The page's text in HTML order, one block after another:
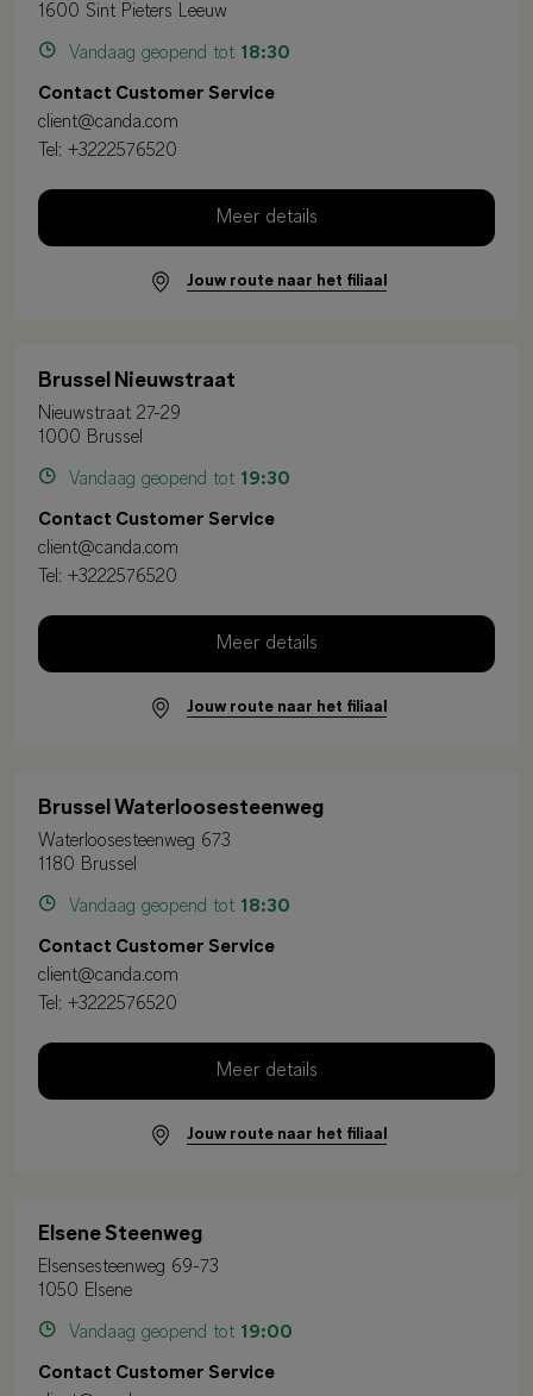
1600 Sint Pieters Leeuw
Vandaag geopend tot 18:30
Contact Customer Service
client@canda.com
Tel: +3222576520
Meer details
Jouw route naar het filiaal
Brussel Nieuwstraat
Nieuwstraat 27-29
1000 Brussel
Vandaag geopend tot 19:30
Contact Customer Service
client@canda.com
Tel: +3222576520
Meer details
Jouw route naar het filiaal
Brussel Waterloosesteenweg
Waterloosesteenweg 673
1180 Brussel
Vandaag geopend tot 18:30
Contact Customer Service
client@canda.com
Tel: +3222576520
Meer details
Jouw route naar het filiaal
Elsene Steenweg
Elsensesteenweg 69-73
1050 Elsene
Vandaag geopend tot 19:00
Contact Customer Service